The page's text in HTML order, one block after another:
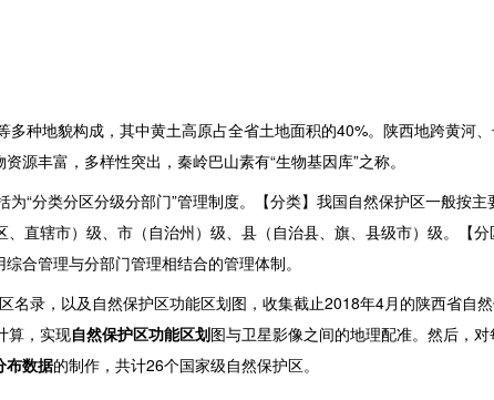
种地貌构成，其中黄土高原占全省土地面积的40%。陕西地跨黄河
丰富，多样性突出，秦岭巴山素有“生物基因库”之称。
“分类分区分级分部门”管理制度。【分类】我国自然保护区一般按
直辖市）级、市（自治州）级、县（自治县、旗、县级市）级。【
合管理与分部门管理相结合的管理体制。
录，以及自然保护区功能区划图，收集截止2018年4月的陕西省自
算，实现自然保护区功能区划图与卫星影像之间的地理配准。然后，
布数据的制作，共计26个国家级自然保护区。